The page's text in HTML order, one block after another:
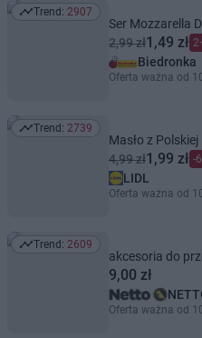
Trend: 2907
Trend: 2907
Ser Mozzarella
2,99 zł1,49 zł
Biedronka
Oferta ważna od
Trend: 2739
Trend: 2739
Masło z
4,99 zł1,99 zł -
LIDL
Oferta ważna od
Trend: 2609
Trend: 2609
akcesoria do
9,00 zł
Oferta ważna od